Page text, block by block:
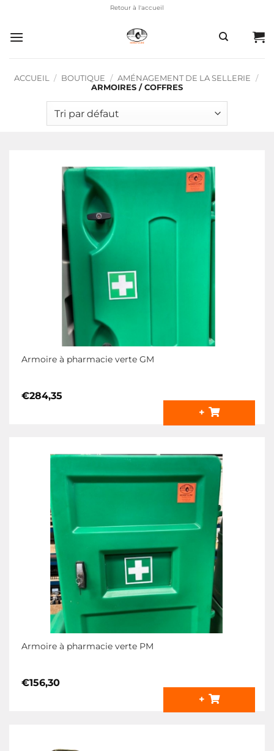
contenu
Retour à l'accueil
ACCUEIL / BOUTIQUE / AMÉNAGEMENT DE LA SELLERIE /
ARMOIRES / COFFRES
Armoire à pharmacie verte GM
€284,35
+
Armoire à pharmacie verte PM
€156,30
+